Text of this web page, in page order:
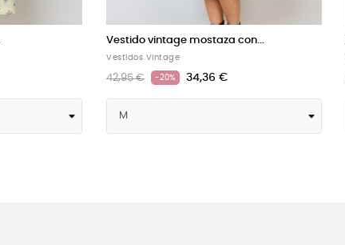
Vestido vintage mostaza con...
Vestidos Vintage
42,95 € -20% 34,36 €